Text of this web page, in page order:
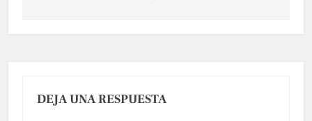
DEJA UNA RESPUESTA